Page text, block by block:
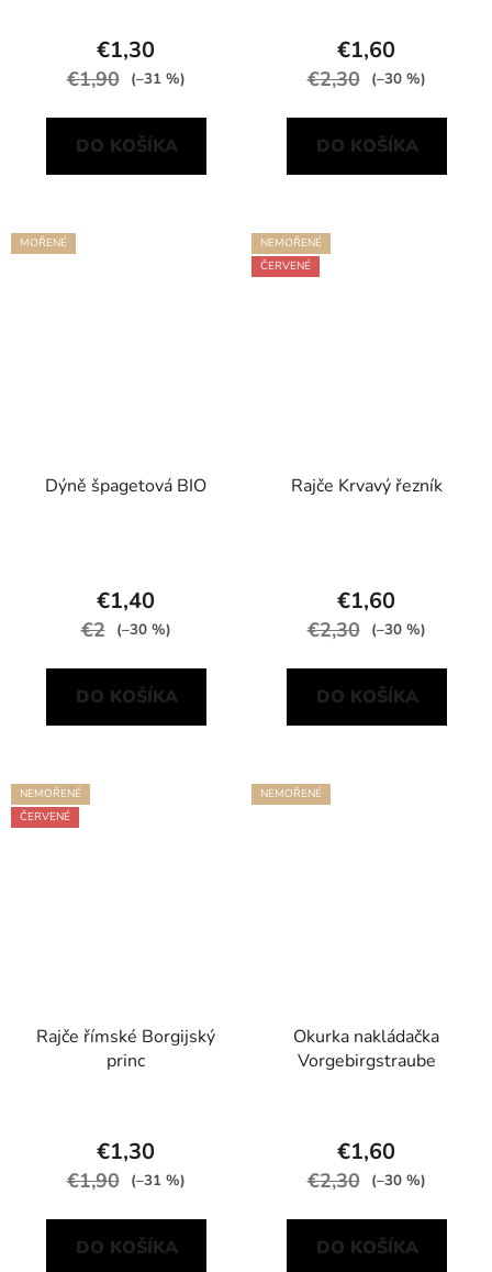
€1,30
€1,90 (–31 %)
DO KOŠÍKA
€1,60
€2,30 (–30 %)
DO KOŠÍKA
MOŘENÉ
Dýně špagetová BIO
€1,40
€2 (–30 %)
DO KOŠÍKA
NEMOŘENÉ
ČERVENÉ
Rajče Krvavý řezník
€1,60
€2,30 (–30 %)
DO KOŠÍKA
NEMOŘENÉ
ČERVENÉ
Rajče římské Borgijský
princ
€1,30
€1,90 (–31 %)
DO KOŠÍKA
NEMOŘENÉ
Okurka nakládačka
Vorgebirgstraube
€1,60
€2,30 (–30 %)
DO KOŠÍKA